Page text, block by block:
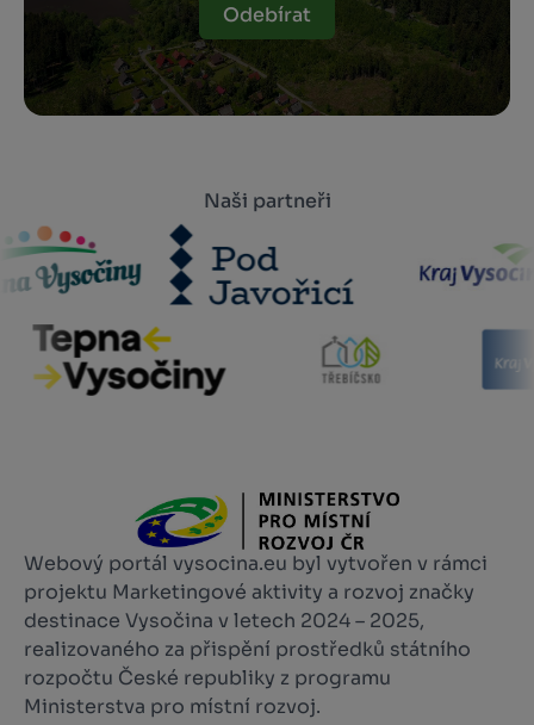
Odebírat
Naši partneři
Webový portál vysocina.eu byl vytvořen v rámci
projektu Marketingové aktivity a rozvoj značky
destinace Vysočina v letech 2024 – 2025,
realizovaného za přispění prostředků státního
rozpočtu České republiky z programu
Ministerstva pro místní rozvoj.